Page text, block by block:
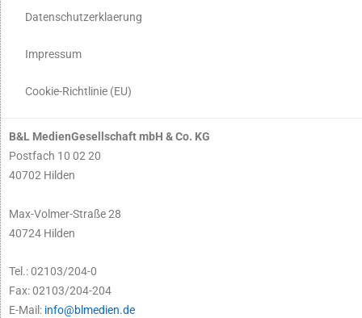
Datenschutzerklaerung
Impressum
Cookie-Richtlinie (EU)
B&L MedienGesellschaft mbH & Co. KG
Postfach 10 02 20
40702 Hilden
Max-Volmer-Straße 28
40724 Hilden
Tel.: 02103/204-0
Fax: 02103/204-204
E-Mail: info@blmedien.de